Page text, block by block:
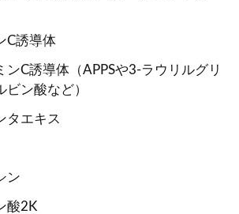
C誘導体
ンC誘導体（APPSや3-ラウリルグリ
ビン酸など）
タエキス
ン
酸2K